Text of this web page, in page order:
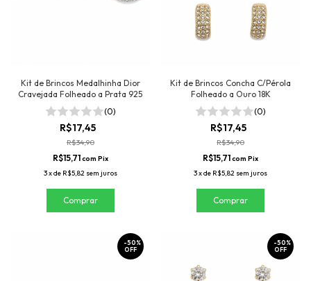
Kit de Brincos Medalhinha Dior
Cravejada Folheado a Prata 925
(0)
R$17,45
R$34,90
R$15,71com Pix
3xde R$5,82 sem juros
Kit de Brincos Concha C/Pérola
Folheado a Ouro 18K
(0)
R$17,45
R$34,90
R$15,71com Pix
3xde R$5,82 sem juros
-50%
OFF
-50%
OFF